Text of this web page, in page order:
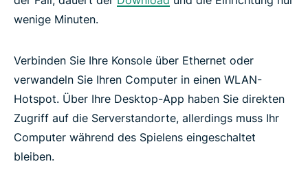
wenige Minuten.
Verbinden Sie Ihre Konsole über Ethernet oder
verwandeln Sie Ihren Computer in einen WLAN-
Hotspot. Über Ihre Desktop-App haben Sie direkten
Zugriff auf die Serverstandorte, allerdings muss Ihr
Computer während des Spielens eingeschaltet
bleiben.